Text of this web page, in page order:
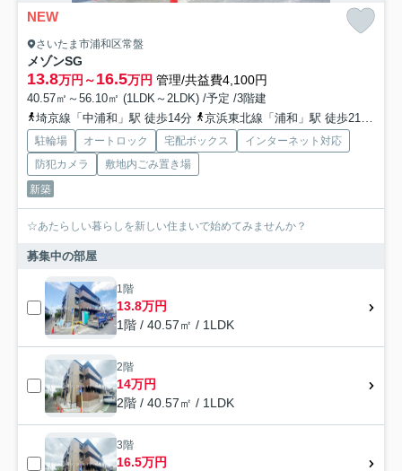
NEW
さいたま市浦和区常盤
メゾンSG
13.8万円～16.5万円 管理/共益費4,100円
40.57㎡～56.10㎡ (1LDK～2LDK) /予定 /3階建
埼京線「中浦和」駅 徒歩14分
京浜東北線「浦和」駅 徒歩21分
駐輪場 オートロック 宅配ボックス
インターネット対応
防犯カメラ
敷地内ごみ置き場
新築
☆あたらしい暮らしを新しい住まいで始めてみませんか？
募集中の部屋
1階
13.8万円
1階 / 40.57㎡ / 1LDK
2階
14万円
2階 / 40.57㎡ / 1LDK
3階
16.5万円